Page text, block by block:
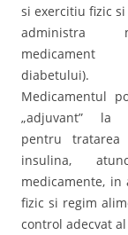
si exercitiu fizic
administra
diabetului).
Medicamentul
„adjuvant” la
pentru tratarea
insulina,
medicamente, in
fizic si regim
control adecvat